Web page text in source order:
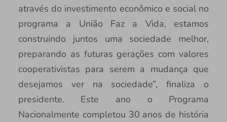
através do investimento econômico e social no
programa a União Faz a Vida, estamos
construindo juntos uma sociedade melhor,
preparando as futuras gerações com valores
cooperativistas para serem a mudança que
desejamos ver na sociedade”, finaliza o
presidente. Este ano o Programa
Nacionalmente completou 30 anos de história